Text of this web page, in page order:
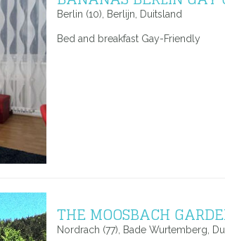
Berlin (10), Berlijn, Duitsland
Bed and breakfast Gay-Friendly
THE MOOSBACH
Nordrach (77), Bade Wurtemberg,